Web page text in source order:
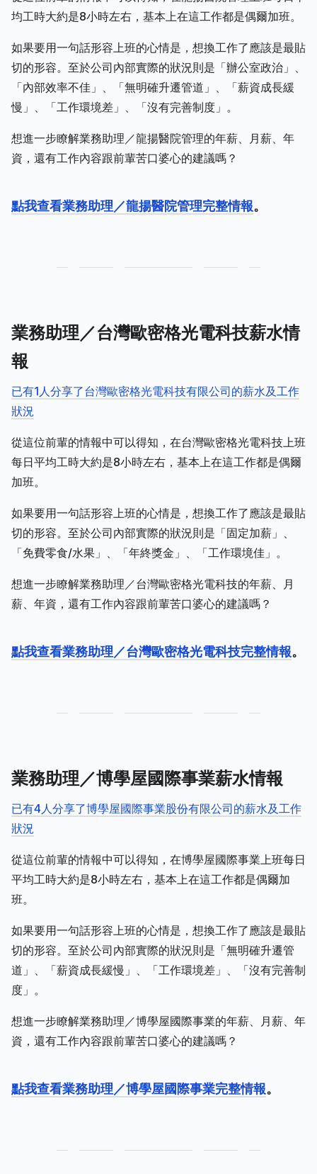
均工時大約是8小時左右，基本上在這工作都是偶爾加班。
如果要用一句話形容上班的心情是，想換工作了應該是最貼
切的形容。至於公司內部實際的狀況則是「辦公室政治」、
「內部效率不佳」、「無明確升遷管道」、「薪資成長緩
慢」、「工作環境差」、「沒有完善制度」。
想進一步瞭解業務助理／龍揚醫院管理的年薪、月薪、年
資，還有工作內容跟前輩苦口婆心的建議嗎？
點我查看業務助理／龍揚醫院管理完整情報。
業務助理／台灣歐密格光電科技薪水情
報
已有1人分享了台灣歐密格光電科技有限公司的薪水及工作
狀況
從這位前輩的情報中可以得知，在台灣歐密格光電科技上班
每日平均工時大約是8小時左右，基本上在這工作都是偶爾
加班。
如果要用一句話形容上班的心情是，想換工作了應該是最貼
切的形容。至於公司內部實際的狀況則是「固定加薪」、
「免費零食/水果」、「年終獎金」、「工作環境佳」。
想進一步瞭解業務助理／台灣歐密格光電科技的年薪、月
薪、年資，還有工作內容跟前輩苦口婆心的建議嗎？
點我查看業務助理／台灣歐密格光電科技完整情報。
業務助理／博學屋國際事業薪水情報
已有4人分享了博學屋國際事業股份有限公司的薪水及工作
狀況
從這位前輩的情報中可以得知，在博學屋國際事業上班每日
平均工時大約是8小時左右，基本上在這工作都是偶爾加
班。
如果要用一句話形容上班的心情是，想換工作了應該是最貼
切的形容。至於公司內部實際的狀況則是「無明確升遷管
道」、「薪資成長緩慢」、「工作環境差」、「沒有完善制
度」。
想進一步瞭解業務助理／博學屋國際事業的年薪、月薪、年
資，還有工作內容跟前輩苦口婆心的建議嗎？
點我查看業務助理／博學屋國際事業完整情報。